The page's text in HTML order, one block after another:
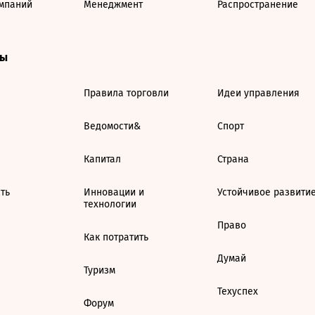
Менеджмент Распространение
Правила торговли
Ведомости&
Капитал
Инновации и
технологии
Как потратить
Туризм
Форум
Идеи управления
Спорт
Страна
Устойчивое
Право
Думай
Техуспех